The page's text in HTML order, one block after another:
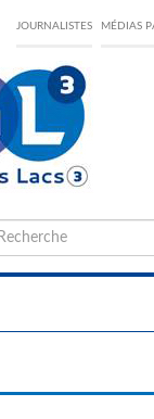
JOURNALISTES MÉDIAS